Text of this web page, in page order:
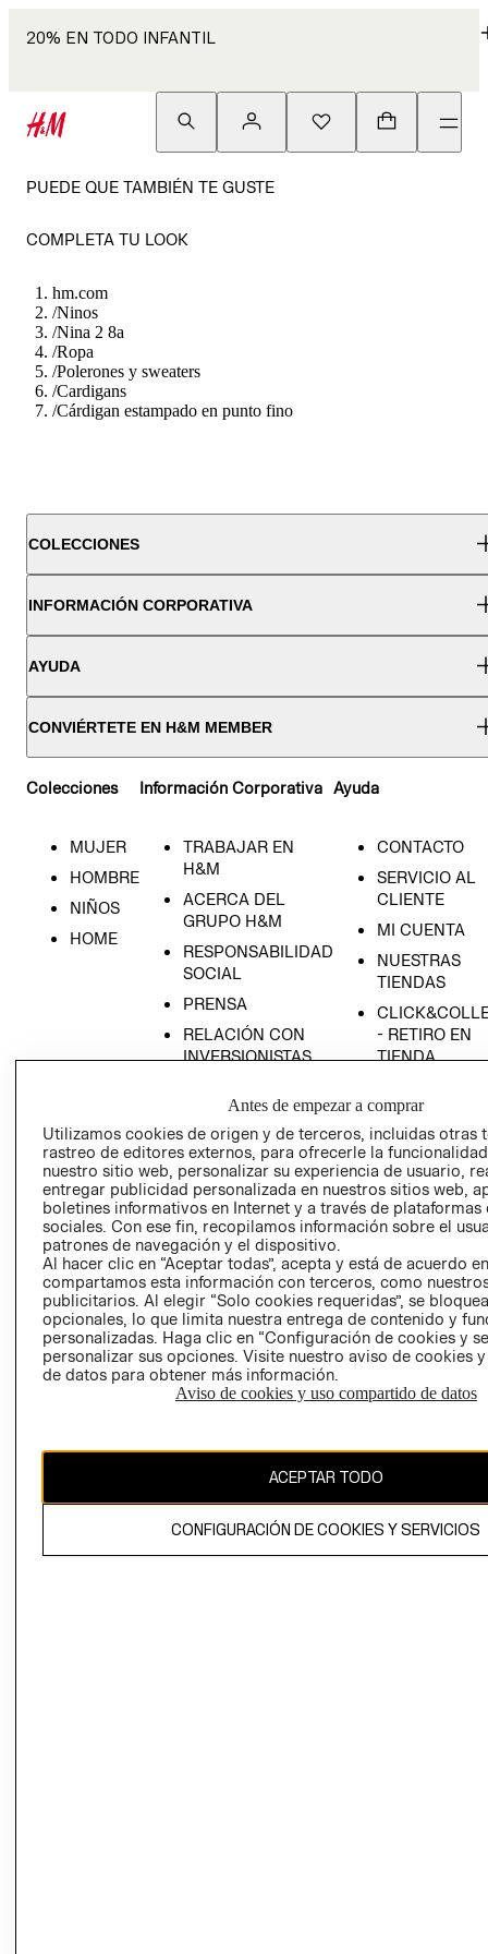
20% EN TODO INFANTIL
PUEDE QUE TAMBIÉN TE GUSTE
COMPLETA TU LOOK
hm.com
/Ninos
/Nina 2 8a
/Ropa
/Polerones y sweaters
/Cardigans
/Cárdigan estampado en punto fino
COLECCIONES
INFORMACIÓN CORPORATIVA
AYUDA
CONVIÉRTETE EN H&M MEMBER
Colecciones
MUJER
HOMBRE
NIÑOS
HOME
Información Corporativa
TRABAJAR EN
H&M
ACERCA DEL
GRUPO H&M
RESPONSABILIDAD
SOCIAL
PRENSA
RELACIÓN CON
INVERSIONISTAS
EMPRESARIAL
Ayuda
CONTACTO
SERVICIO AL
CLIENTE
MI CUENTA
NUESTRAS
TIENDAS
- RETIRO EN
TIENDA
CONDICIONES
AVISO DE
PRIVACIDAD
GIFT CARD
AVISO DE
El contenido de esta página web está protegido por copyright y es
Antes de empezar a comprar
Utilizamos cookies de origen y de terceros, incluidas otras
rastreo de editores externos, para ofrecerle la
nuestro sitio web, personalizar su experiencia de usuario,
entregar publicidad personalizada en nuestros sitios web,
boletines informativos en Internet y a través de plataformas
sociales. Con ese fin, recopilamos información sobre el
patrones de navegación y el dispositivo.
Al hacer clic en “Aceptar todas”, acepta y está de acuerdo
compartamos esta información con terceros, como
publicitarios. Al elegir “Solo cookies requeridas”, se
opcionales, lo que limita nuestra entrega de contenido y
personalizadas. Haga clic en “Configuración de cookies y
personalizar sus opciones. Visite nuestro aviso de cookies
de datos para obtener más información.
Aviso de cookies y uso compartido de datos
ACEPTAR TODO
CONFIGURACIÓN DE COOKIES Y SERVICIOS